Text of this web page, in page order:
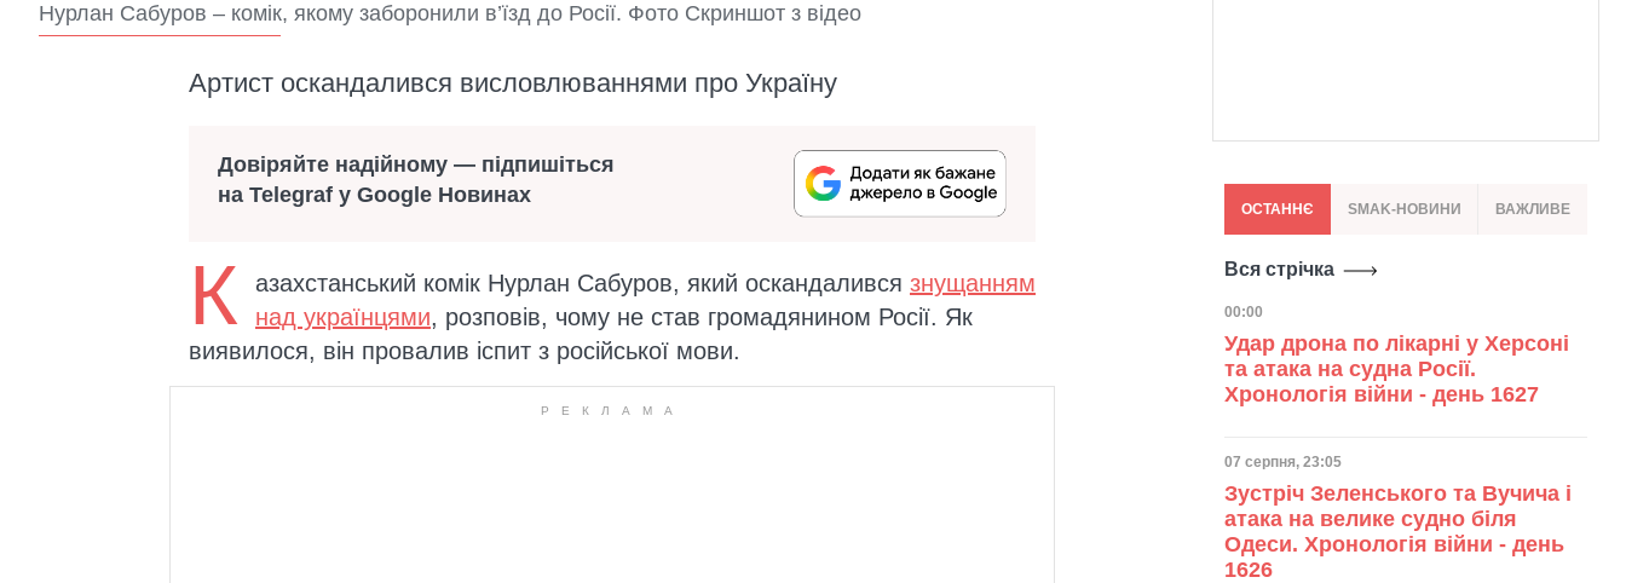
Нурлан Сабуров – комік, якому заборонили в’їзд до Росії. Фото Скриншот з відео
Артист оскандалився висловлюваннями про Україну
Довіряйте надійному — підпишіться
на Telegraf у Google Новинах
К азахстанський комік Нурлан Сабуров, який оскандалився знущанням
над українцями, розповів, чому не став громадянином Росії. Як
виявилося, він провалив іспит з російської мови.
ОСТАННЄ SMAK-НОВИНИ ВАЖЛИВЕ
Вся стрічка
Дата публікації
00:00
Удар дрона по лікарні у Херсоні
та атака на судна Росії.
Хронологія війни - день 1627
Дата публікації
07 серпня, 23:05
Зустріч Зеленського та Вучича і
атака на велике судно біля
Одеси. Хронологія війни - день
1626